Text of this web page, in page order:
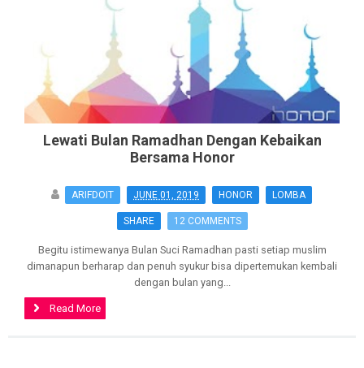
Lewati Bulan Ramadhan Dengan Kebaikan
Bersama Honor
ARIFDOIT JUNE 01, 2019 HONOR LOMBA
SHARE 12 COMMENTS
Begitu istimewanya Bulan Suci Ramadhan pasti setiap muslim
dimanapun berharap dan penuh syukur bisa dipertemukan kembali
dengan bulan yang...
>
Read More